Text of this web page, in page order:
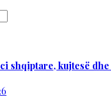
shqiptare, kujtesë